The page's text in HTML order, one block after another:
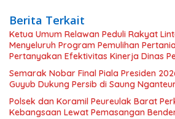
Berita Terkait
Ketua Umum Relawan Peduli Rakyat
Menyeluruh Program Pemulihan
Pertanyakan Efektivitas Kinerja Dinas
Semarak Nobar Final Piala Presiden
Guyub Dukung Persib di Saung
Polsek dan Koramil Peureulak Barat
Kebangsaan Lewat Pemasangan